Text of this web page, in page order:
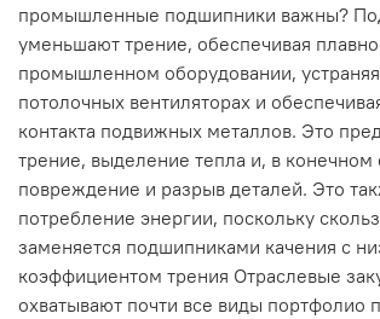
промышленные подшипники важны?
уменьшают трение, обеспечивая
промышленном оборудовании,
потолочных вентиляторах и
контакта подвижных металлов. Это
трение, выделение тепла и, в конечном
повреждение и разрыв деталей. Это
потребление энергии, поскольку
заменяется подшипниками качения с
коэффициентом трения Отраслевые
охватывают почти все виды